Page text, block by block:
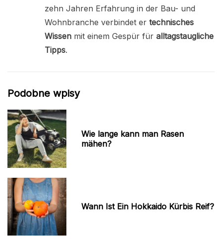
zehn Jahren Erfahrung in der Bau- und
Wohnbranche verbindet er technisches
Wissenmit einem Gespür für alltagstaugliche
Tipps.
Podobne wpisy
Wie lange kann man Rasen
mähen?
Wann Ist Ein Hokkaido Kürbis Reif?